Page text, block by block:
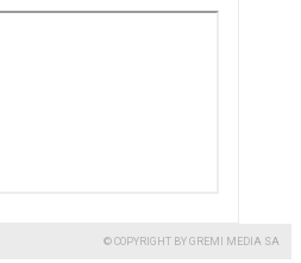
© COPYRIGHT BY GREMI MEDIA SA